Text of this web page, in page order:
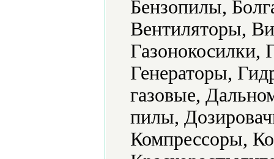
Бензопилы,
Вентиляторы,
Газонокосилки,
Генераторы,
газовые,
пилы,
Компрессоры,